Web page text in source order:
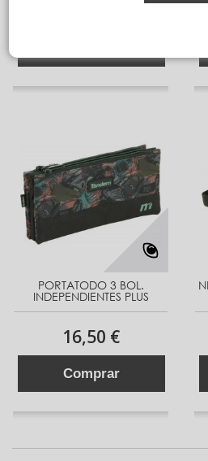
PORTATODO 3 BOL.
INDEPENDIENTES PLUS
16,50 €
Comprar